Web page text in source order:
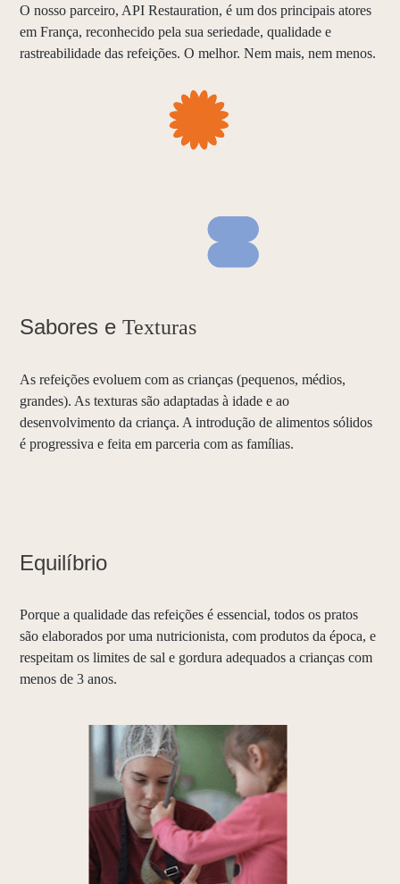
O nosso parceiro, API Restauration, é um dos principais atores
em França, reconhecido pela sua seriedade, qualidade e
rastreabilidade das refeições. O melhor. Nem mais, nem menos.
Sabores eTexturas
As refeições evoluem com as crianças (pequenos, médios,
grandes). As texturas são adaptadas à idade e ao
desenvolvimento da criança. A introdução de alimentos sólidos
é progressiva e feita em parceria com as famílias.
Equilíbrio
Porque a qualidade das refeições é essencial, todos os pratos
são elaborados por uma nutricionista, com produtos da época, e
respeitam os limites de sal e gordura adequados a crianças com
menos de 3 anos.